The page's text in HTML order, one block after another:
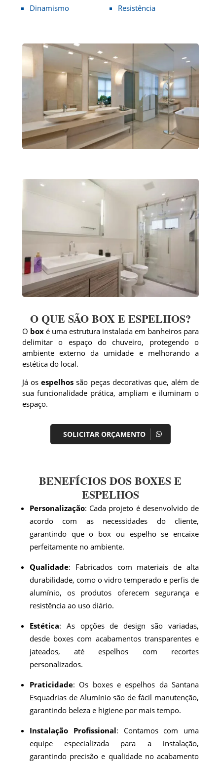
Dinamismo
Resistência
O QUE SÃO BOX E ESPELHOS?
O boxé uma estrutura instalada em banheiros para
delimitar o espaço do chuveiro, protegendo o
ambiente externo da umidade e melhorando a
estética do local.
Já osespelhos são peças decorativas que, além de
sua funcionalidade prática, ampliam e iluminam o
espaço.
SOLICITAR ORÇAMENTO
BENEFÍCIOS DOS BOXES E
ESPELHOS
Personalização: Cada projeto é desenvolvido de
acordo com as necessidades do cliente,
garantindo que o box ou espelho se encaixe
perfeitamente no ambiente.
Qualidade: Fabricados com materiais de alta
durabilidade, como o vidro temperado e perfis de
alumínio, os produtos oferecem segurança e
resistência ao uso diário.
Estética: As opções de design são variadas,
desde boxes com acabamentos transparentes e
jateados, até espelhos com recortes
personalizados.
Praticidade: Os boxes e espelhos da Santana
Esquadrias de Alumínio são de fácil manutenção,
garantindo beleza e higiene por mais tempo.
Instalação Profissional: Contamos com uma
equipe especializada para a instalação,
garantindo precisão e qualidade no acabamento